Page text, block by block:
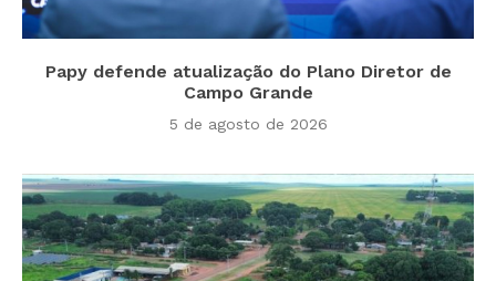
Papy defende atualização do Plano Diretor de
Campo Grande
5 de agosto de 2026